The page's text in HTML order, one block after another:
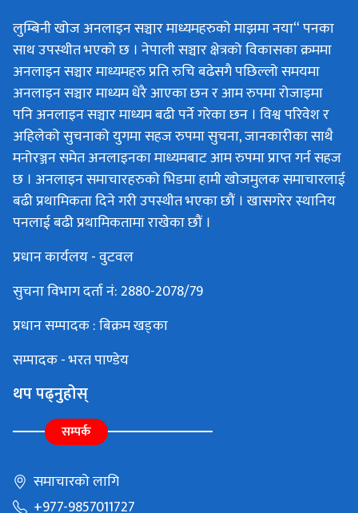
लुम्बिनी खोज अनलाइन सञ्चार माध्यमहरुको माझमा नया“ पनका
साथ उपस्थीत भएको छ । नेपाली सञ्चार क्षेत्रको विकासका क्रममा
अनलाइन सञ्चार माध्यमहरु प्रति रुचि बढेसगै पछिल्लो समयमा
अनलाइन सञ्चार माध्यम धेरै आएका छन र आम रुपमा रोजाइमा
पनि अनलाइन सञ्चार माध्यम बढी पर्ने गरेका छन । विश्व परिवेश र
अहिलेको सुचनाको युगमा सहज रुपमा सुचना, जानकारीका साथै
मनोरञ्जन समेत अनलाइनका माध्यमबाट आम रुपमा प्राप्त गर्न सहज
छ । अनलाइन समाचारहरुको भिडमा हामी खोजमुलक समाचारलाई
बढी प्रथामिकता दिने गरी उपस्थीत भएका छौं । खासगरेर स्थानिय
पनलाई बढी प्रथामिकतामा राखेका छौं ।
प्रधान कार्यलय - वुटवल
सुचना विभाग दर्ता नं: 2880-2078/79
प्रधान सम्पादक : बिक्रम खड्का
सम्पादक - भरत पाण्डेय
थप पढ्नुहोस्
सम्पर्क
समाचारको लागि
+977-9857011727